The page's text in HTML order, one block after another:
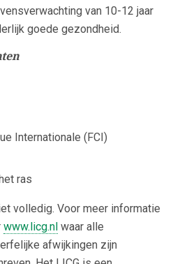
van 10-12 jaar
goede gezondheid.
Internationale (FCI)
ras
volledig. Voor meer informatie
www.licg.nl waar alle
afwijkingen zijn